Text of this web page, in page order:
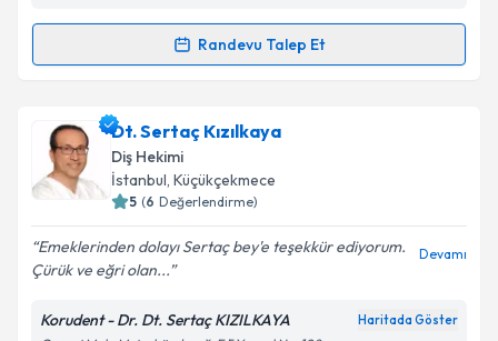
Kişisel verilerimin işlenmesine ilişkinAydınlatma
'ni okudum ve kişisel verilerimin belirtilen
kapsamda işlenmesini kabul ediyorum.
Takvim Talebini Gönder
Randevu Talep Et
Randevu Takvimi Talebi
Dr. Dt. Fatih Erseniçin randevu takvimi talebi
oluşturun. Size bu uzmandan randevu almanız için bir
takvim hazırlandığında e-posta ile bilgilendireceğiz.
Kişisel verilerimin işlenmesine ilişkin
Aydınlatma
Dt. Sertaç Kızılkaya
Diş Hekimi
İstanbul, Küçükçekmece
5 (6 Değerlendirme)
Emeklerinden dolayı Sertaç bey'e teşekkür ediyorum.
Çürük ve eğri olan...
Devamı
Korudent - Dr. Dt. Sertaç KIZILKAYA Haritada Göster